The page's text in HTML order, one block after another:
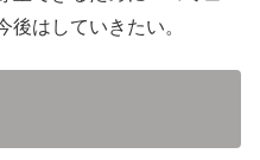
はしていきたい。